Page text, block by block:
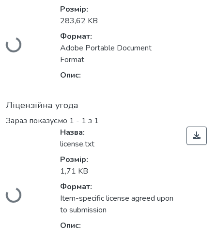
Вантажиться...
Розмір:
283,62 KB
Формат:
Adobe Portable Document
Format
Опис:
Ліцензійна угода
Зараз показуємо 1 - 1 з 1
Вантажиться...
Назва:
license.txt
Розмір:
1,71 KB
Формат:
Item-specific license agreed upon
to submission
Опис: